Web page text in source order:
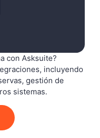
con Asksuite?
incluyendo
gestión de
sistemas.